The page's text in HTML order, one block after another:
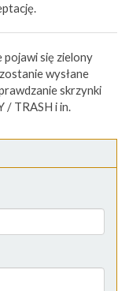
pojawi się zielony
wysłane
skrzynki
/ TRASH i in.